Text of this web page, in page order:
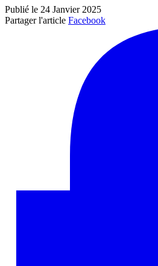
Publié le 24 Janvier 2025
Partager l'article Facebook